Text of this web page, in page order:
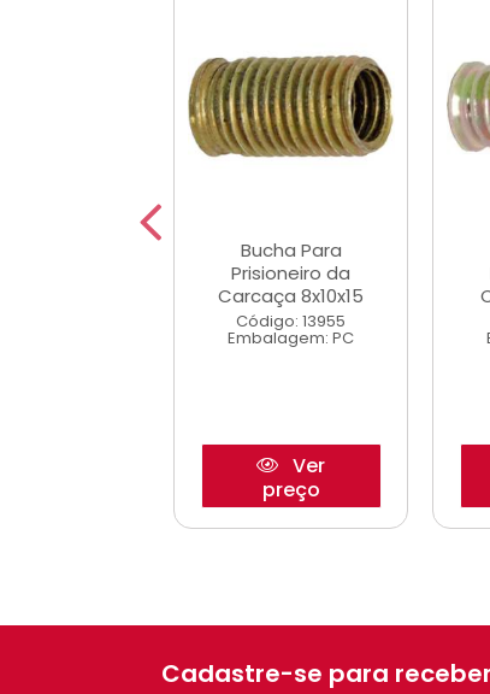
Bucha Para
Prisioneiro da
Carcaça 8x10x15
Código: 13955
Embalagem: PC
Ver
preço
Cadastre-se para receber